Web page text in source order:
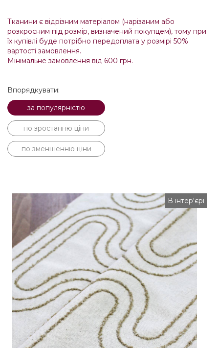
Тканини є відрізним матеріалом (нарізаним або
розкроєним під розмір, визначений покупцем), тому при
їх купівлі буде потрібно передоплата у розмірі 50%
вартості замовлення.
Мінімальне замовлення від 600 грн.
Впорядкувати:
за популярністю
по зростанню ціни
по зменшенню ціни
В інтер'єрі